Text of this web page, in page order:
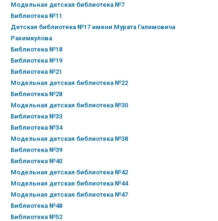
Модельная детская библиотека №7
Библиотека №11
Детская библиотека №17 имени Мурата Галимовича
Рахимкулова
Библиотека №18
Библиотека №19
Библиотека №21
Модельная детская библиотека №22
Библиотека №28
Модельная детская библиотека №30
Библиотека №33
Библиотека №34
Модельная детская библиотека №38
Библиотека №39
Библиотека №40
Модельная детская библиотека №42
Модельная детская библиотека №44
Модельная детская библиотека №47
Библиотека №48
Библиотека №52